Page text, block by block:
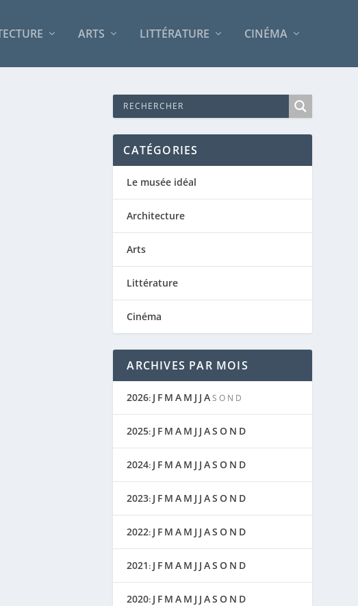
ARTS LITTÉRATURE CINÉMA
CATÉGORIES
Le musée idéal
Architecture
Arts
Littérature
Cinéma
ARCHIVES PAR MOIS
2026: J F M A M J J AS O N D
2025: J F M A M J J AS O N D
2024: J F M A M J J AS O N D
2023: J F M A M J J AS O N D
2022: J F M A M J J AS O N D
2021: J F M A M J J AS O N D
2020: J F M A M J J AS O N D